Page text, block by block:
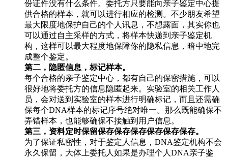
份证件没有什么条件。委托方只要能向亲子鉴定中心提
供合格的样本，就可以进行相应的检测。不少朋友希望
最大限度地保护自己的个人讯息，不想露面，其实你也
可以通过自主采样的方式，将样本快递到亲子鉴定机
构，这样可以最大程度地保障你的隐私信息，暗中地完
成整个鉴定。
第二，隐匿信息，标记样本。
每个合格的亲子鉴定中心，都有自己的保密措施，可以
很好地将委托方的信息隐匿起来。实验室的相关工作人
员，会对送到实验室的样本进行明确标记，而且还需确
保每个DNA样本的标记序号绝对唯一。那么既能确保不
弄错样本，也能够确保不接触到用户信息。
第三，资料定时保留保存保存保存保存保存保存。
为了保证私密性，对于鉴定人信息，DNA鉴定机构不会
永久保留，大体上委托人如果是办理个人DNA亲子鉴